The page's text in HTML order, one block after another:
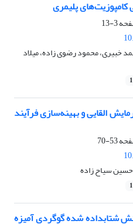
کامپوزیت‌های پلیمری
3-13
خبیری، محمود رضوی زاده، میلاد
القایی و بهینه‌سازی فرآیند
53-70
سیاح زاده
شتابداده شده گوگردی آمیزه